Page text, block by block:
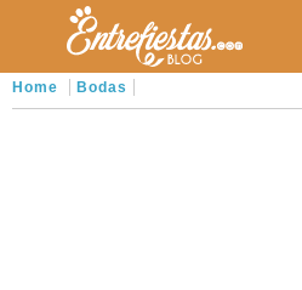
Home Bodas